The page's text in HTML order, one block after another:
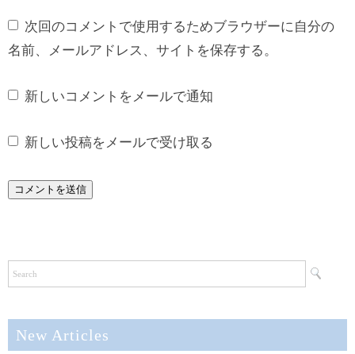
次回のコメントで使用するためブラウザーに自分の
名前、メールアドレス、サイトを保存する。
新しいコメントをメールで通知
新しい投稿をメールで受け取る
New Articles